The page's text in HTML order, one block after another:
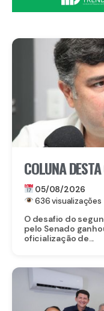
COLUNA
05/08/2026
636 visualizações
O desafio do
pelo Senado
oficialização de...